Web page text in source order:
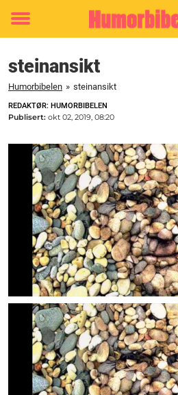
Toggle
steinansikt
Humorbibelen » steinansikt
REDAKTØR: HUMORBIBELEN
Publisert: okt 02, 2019, 08:20